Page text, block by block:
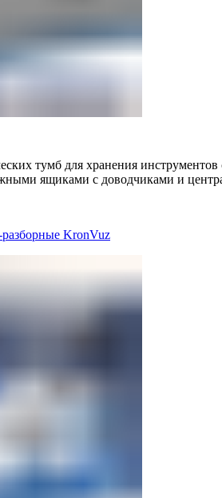
тумб для хранения
ящиками с доводчиками и
KronVuz